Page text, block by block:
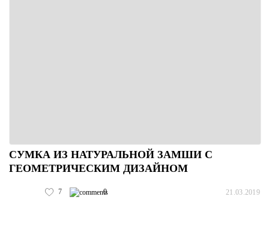
СУМКА ИЗ НАТУРАЛЬНОЙ ЗАМШИ С
ГЕОМЕТРИЧЕСКИМ ДИЗАЙНОМ
7 0 21.03.2019